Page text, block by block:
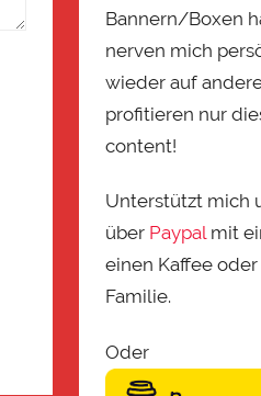
Bannern/Boxen
nerven mich
wieder auf
profitieren nur
content!
Unterstützt mich
über Paypalmit
einen Kaffee
Familie.
Oder